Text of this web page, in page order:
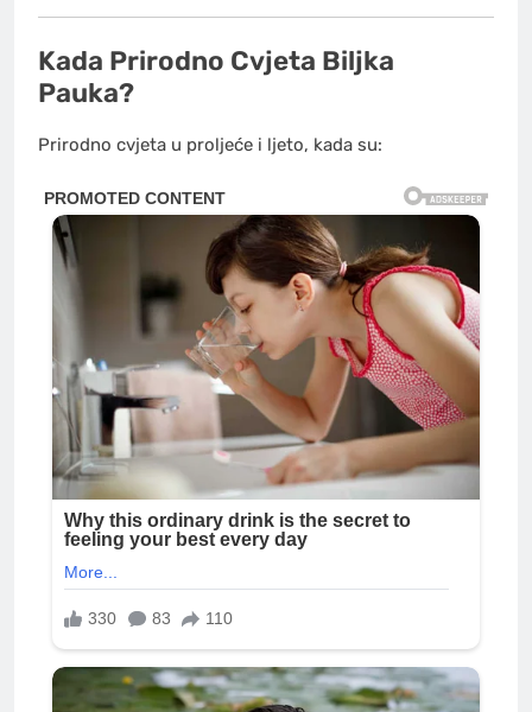
Kada Prirodno Cvjeta Biljka
Pauka?
Prirodno cvjeta u proljeće i ljeto, kada su: